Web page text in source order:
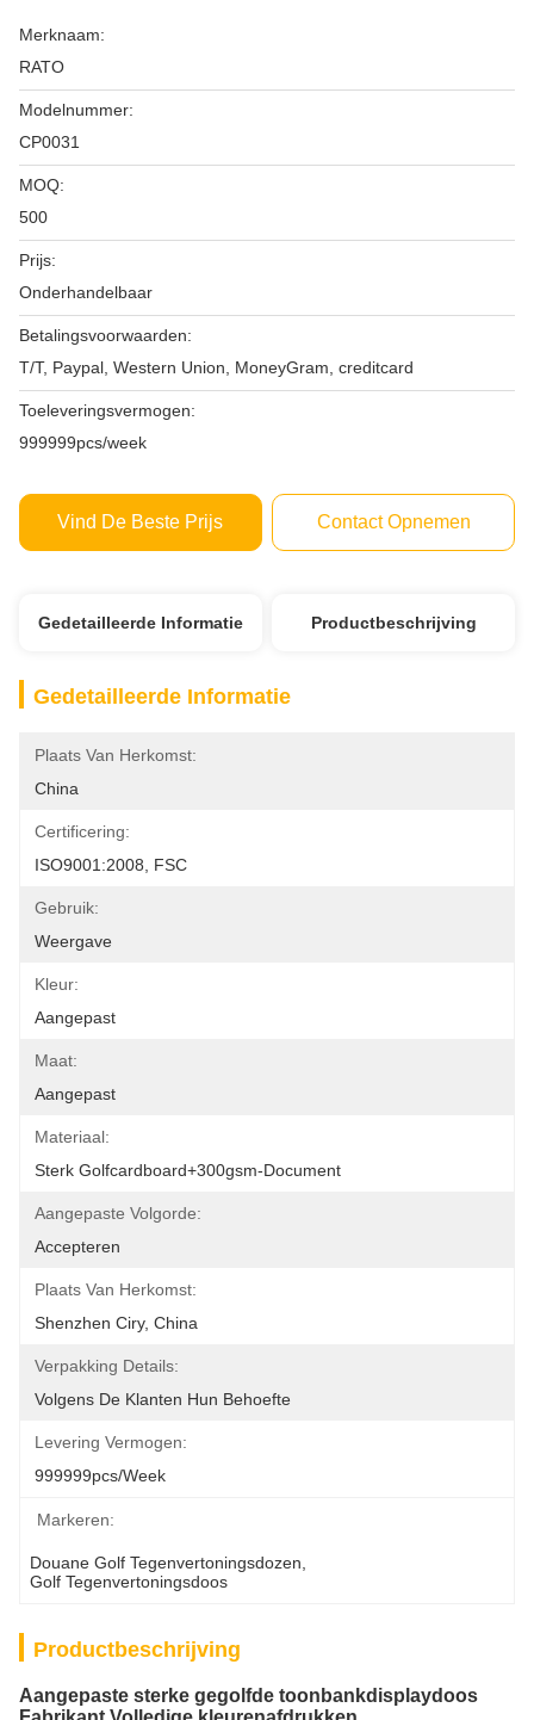
Merknaam:
RATO
Modelnummer:
CP0031
MOQ:
500
Prijs:
Onderhandelbaar
Betalingsvoorwaarden:
T/T, Paypal, Western Union, MoneyGram, creditcard
Toeleveringsvermogen:
999999pcs/week
Vind De Beste Prijs Contact Opnemen
Gedetailleerde Informatie Productbeschrijving
Gedetailleerde Informatie
Plaats Van Herkomst:
China
Certificering:
ISO9001:2008, FSC
Gebruik:
Weergave
Kleur:
Aangepast
Maat:
Aangepast
Materiaal:
Sterk Golfcardboard+300gsm-Document
Aangepaste Volgorde:
Accepteren
Plaats Van Herkomst:
Shenzhen Ciry, China
Verpakking Details:
Volgens De Klanten Hun Behoefte
Levering Vermogen:
999999pcs/week
Markeren:
Douane Golf Tegenvertoningsdozen
Golf Tegenvertoningsdoos
Productbeschrijving
Aangepaste sterke gegolfde toonbankdisplaydoos